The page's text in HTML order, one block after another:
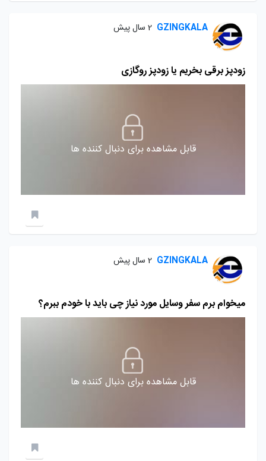
GZINGKALA 2 سال پیش
زودپز برقی بخریم یا زودپز روگازی
قابل مشاهده برای دنبال کننده ها
GZINGKALA 2 سال پیش
میخوام برم سفر وسایل مورد نیاز چی باید با خودم ببرم؟
قابل مشاهده برای دنبال کننده ها